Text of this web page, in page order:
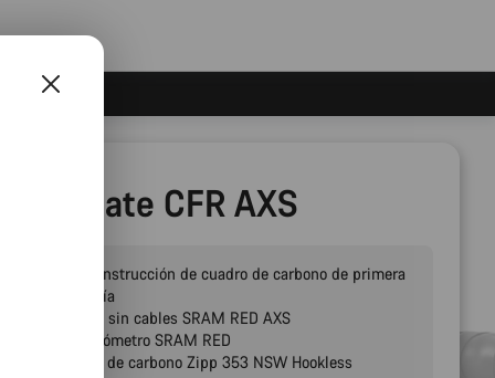
Ultimate CFR AXS
CFR: construcción de cuadro de carbono de primera
categoría
Cambio sin cables SRAM RED AXS
Potenciómetro SRAM RED
Ruedas de carbono Zipp 353 NSW Hookless